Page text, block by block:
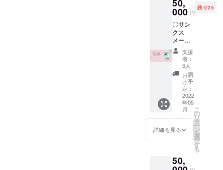
どもた
ちへの
メッ
セージ
5月に郵
送いた
しま
す。 な
お掲載
の写
真・図
版・文
章の無
断転載
は、固
くお断
りいた
写真・
図版・
文章の
転載は
固くお
断りい
たしま
す。
50,
000 円
残り25
〇サン
クス
メール
〇絵本
「八重
山のマ
ラリ
ア」
（仮
題）B5
版 24
ペー
ジ カ
ラー八
重山の
マラリ
闘った
人々に
支援
者：
5人
お届
け予
定：
2022
年05
月
詳細を見る
こ
の
リ
タ
ー
ン
を
選
択
す
る
50,